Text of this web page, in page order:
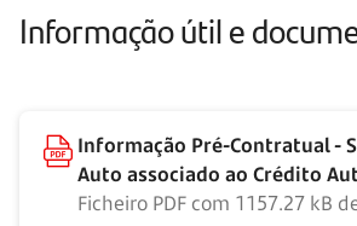
Informação útil e
Informação Pré-Contratual -
Auto associado ao Crédito
Ficheiro PDF com 1157.27 kB